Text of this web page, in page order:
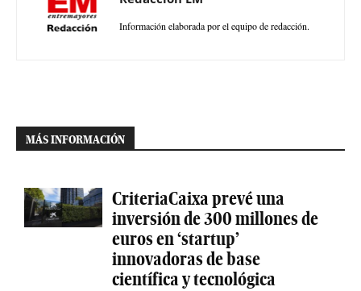
Información elaborada por el equipo de redacción.
MÁS INFORMACIÓN
CriteriaCaixa prevé una
inversión de 300 millones de
euros en ‘startup’
innovadoras de base
científica y tecnológica